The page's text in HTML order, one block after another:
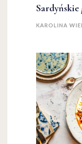
Sardyńskie
KAROLINA